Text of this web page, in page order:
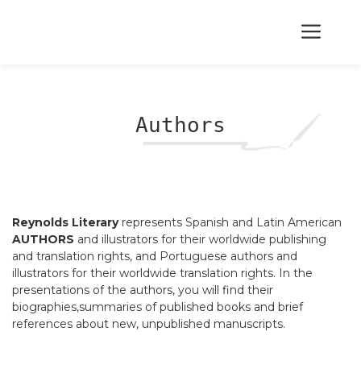
Authors
Reynolds Literaryrepresents Spanish and Latin American
AUTHORS and illustrators for their worldwide publishing
and translation rights, and Portuguese authors and
illustrators for their worldwide translation rights. In the
presentations of the authors, you will find their
biographies,summaries of published books and brief
references about new, unpublished manuscripts.